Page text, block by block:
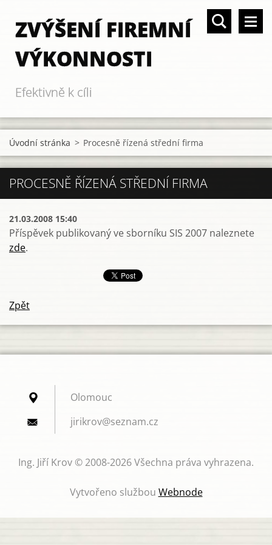
ZVÝŠENÍ FIREMNÍ
VÝKONNOSTI
Efektivně k cíli
Úvodní stránka > Procesně řízená střední firma
PROCESNĚ ŘÍZENÁ STŘEDNÍ FIRMA
21.03.2008 15:40
Příspěvek publikovaný ve sborníku SIS 2007 naleznete
zde.
Zpět
Olomouc
jirikrov@seznam.cz
Ing. Jiří Krov © 2008-2026 Všechna práva vyhrazena.
Vytvořeno službou Webnode